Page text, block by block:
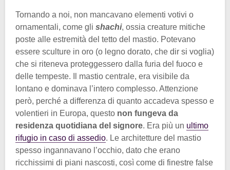
Tornando a noi, non mancavano elementi votivi o
ornamentali, come gli shachi, ossia creature mitiche
poste alle estremità del tetto del mastio. Potevano
essere sculture in oro (o legno dorato, che dir si voglia)
che si riteneva proteggessero dalla furia del fuoco e
delle tempeste. Il mastio centrale, era visibile da
lontano e dominava l’intero complesso. Attenzione
però, perché a differenza di quanto accadeva spesso e
volentieri in Europa, questo non fungeva da
residenza quotidiana del signore. Era più un ultimo
rifugio in caso di assedio. Le architetture del mastio
spesso ingannavano l’occhio, dato che erano
ricchissimi di piani nascosti, così come di finestre false